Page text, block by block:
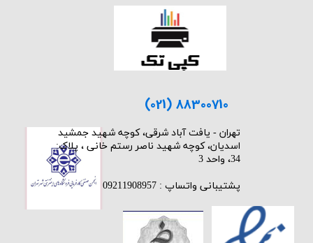
(021) 88300710
​تهران - یافت آباد شرقی، کوچه شهید جمشید
اسدیان، کوچه شهید ناصر رستم خانی ، پلاک:
34، واحد 3
پشتیبانی واتساپ : 09211908957